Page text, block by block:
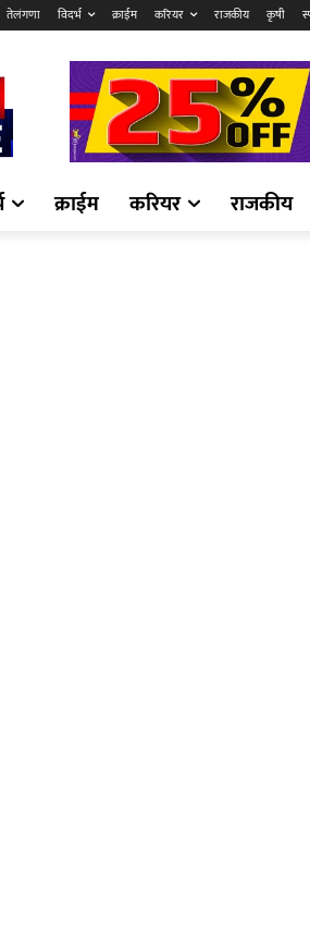
तेलंगणा विदर्भ क्राईम करियर राजकीय कृषी
क्राईम करियर राजकीय